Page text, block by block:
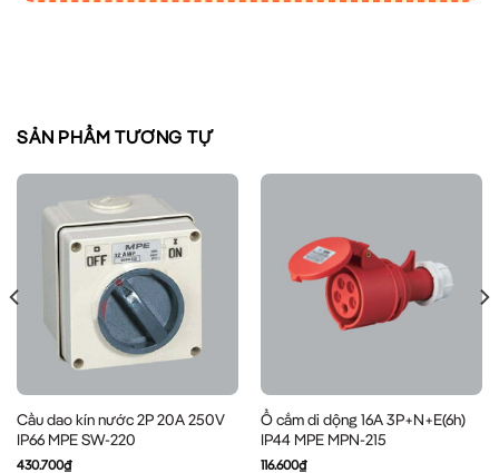
SẢN PHẨM TƯƠNG TỰ
Cầu dao kín nước 2P 20A 250V
IP66 MPE SW-220
430.700₫
Ổ cắm di dộng 16A 3P+N+E(6h)
IP44 MPE MPN-215
116.600₫